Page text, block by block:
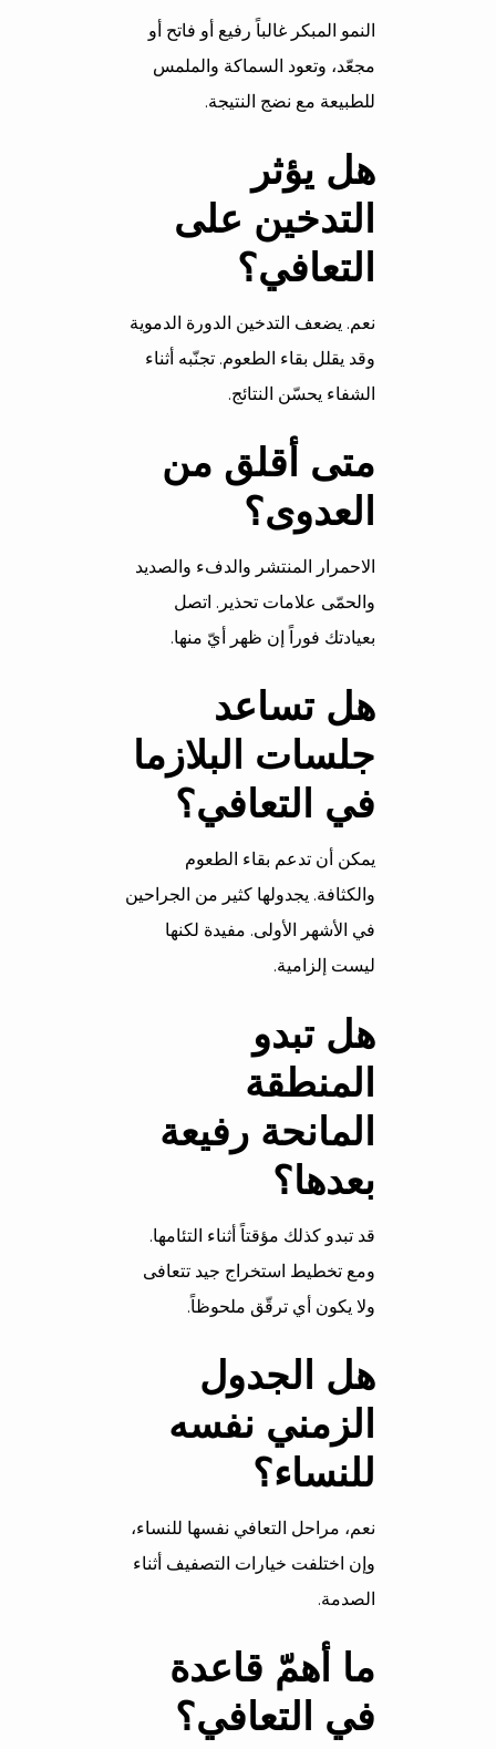
النمو المبكر غالباً رفيع أو فاتح أو
مجعّد، وتعود السماكة والملمس
للطبيعة مع نضج النتيجة.
هل يؤثر
التدخين على
التعافي؟
نعم. يضعف التدخين الدورة الدموية
وقد يقلل بقاء الطعوم. تجنّبه أثناء
الشفاء يحسّن النتائج.
متى أقلق من
العدوى؟
الاحمرار المنتشر والدفء والصديد
والحمّى علامات تحذير. اتصل
بعيادتك فوراً إن ظهر أيّ منها.
هل تساعد
جلسات البلازما
في التعافي؟
يمكن أن تدعم بقاء الطعوم
والكثافة. يجدولها كثير من الجراحين
في الأشهر الأولى. مفيدة لكنها
ليست إلزامية.
هل تبدو
المنطقة
المانحة رفيعة
بعدها؟
قد تبدو كذلك مؤقتاً أثناء التئامها.
ومع تخطيط استخراج جيد تتعافى
ولا يكون أي ترقّق ملحوظاً.
هل الجدول
الزمني نفسه
للنساء؟
نعم، مراحل التعافي نفسها للنساء،
وإن اختلفت خيارات التصفيف أثناء
الصدمة.
ما أهمّ قاعدة
في التعافي؟